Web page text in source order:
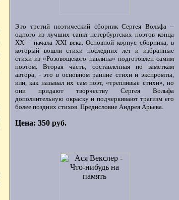
Это третий поэтический сборник Сергея Вольфа –
одного из лучших санкт-петербургских поэтов конца
ХХ – начала XXI века. Основной корпус сборника, в
который вошли стихи последних лет и избранные
стихи из «Розовощекого павлина» подготовлен самим
поэтом. Вторая часть, составленная по заметкам
автора, - это в основном ранние стихи и экспромты,
или, как называл их сам поэт, «трепливые стихи», но
они придают творчеству Сергея Вольфа
дополнительную окраску и подчеркивают трагизм его
более поздних стихов. Предисловие Андрея Арьева.
Цена: 350 руб.